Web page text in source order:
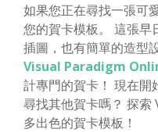
如果您正在尋找一張可
您的賀卡模板。 這張早
插圖，也有簡單的造型
Visual Paradigm
計專門的賀卡！ 現在開
尋找其他賀卡嗎？ 探索
多出色的賀卡模板！